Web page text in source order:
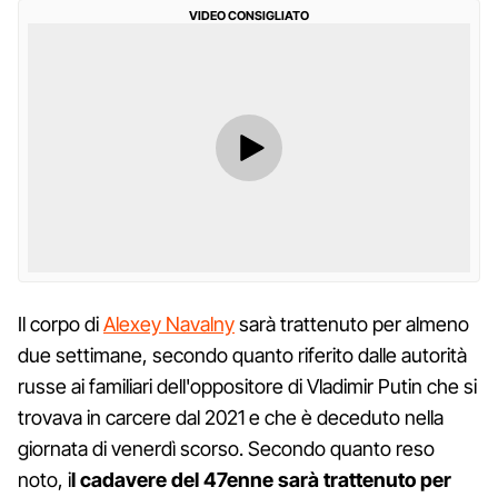
VIDEO CONSIGLIATO
Il corpo diAlexey Navalnysarà trattenuto per almeno
due settimane, secondo quanto riferito dalle autorità
russe ai familiari dell'oppositore di Vladimir Putin che si
trovava in carcere dal 2021 e che è deceduto nella
giornata di venerdì scorso. Secondo quanto reso
noto, il cadavere del 47enne sarà trattenuto per